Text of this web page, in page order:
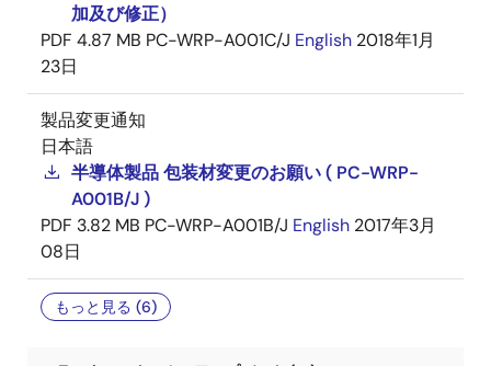
加及び修正）
PDF 4.87 MB PC-WRP-A001C/J English 2018年1月
23日
製品変更通知
日本語
半導体製品 包装材変更のお願い ( PC-WRP-
A001B/J )
PDF 3.82 MB PC-WRP-A001B/J English 2017年3月
08日
もっと見る (6)